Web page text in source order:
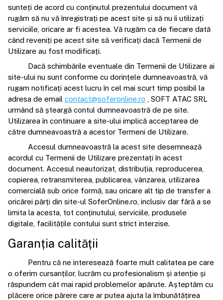
sunteți de acord cu conținutul prezentului document vă
rugăm să nu vă înregistrați pe acest site și să nu îi utilizați
serviciile, oricare ar fi acestea. Vă rugăm ca de fiecare dată
când reveniți pe acest site să verificați dacă Termenii de
Utilizare au fost modificați.
Dacă schimbările eventuale din Termenii de Utilizare ai
site-ului nu sunt conforme cu dorințele dumneavoastră, vă
rugam notificați acest lucru în cel mai scurt timp posibil la
adresa de email contact@soferonline.ro , SOFT ATAC SRL
urmând să șteargă contul dumneavoastră de pe site.
Utilizarea în continuare a site-ului implică acceptarea de
către dumneavoastră a acestor Termeni de Utilizare.
Accesul dumneavoastră la acest site desemnează
acordul cu Termenii de Utilizare prezentați în acest
document. Accesul neautorizat, distribuția, reproducerea,
copierea, retransmiterea, publicarea, vânzarea, utilizarea
comercială sub orice formă, sau oricare alt tip de transfer a
oricărei părți din site-ul SoferOnline.ro, inclusiv dar fără a se
limita la acesta, tot conținutului, serviciile, produsele
digitale, facilitățile contului sunt strict interzise.
Garanția calității
Pentru că ne interesează foarte mult calitatea pe care
o oferim cursanților, lucrăm cu profesionalism și atenție și
răspundem cât mai rapid problemelor apărute. Așteptăm cu
plăcere orice părere care ar putea ajuta la îmbunătățirea